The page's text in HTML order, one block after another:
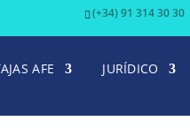
(+34) 91 314 30 30
AFE JURÍDICO